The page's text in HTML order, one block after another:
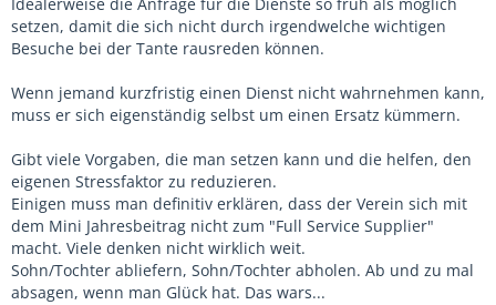
setzen, damit die sich nicht durch irgendwelche wichtigen
Besuche bei der Tante rausreden können.
Wenn jemand kurzfristig einen Dienst nicht wahrnehmen kann,
muss er sich eigenständig selbst um einen Ersatz kümmern.
Gibt viele Vorgaben, die man setzen kann und die helfen, den
eigenen Stressfaktor zu reduzieren.
Einigen muss man definitiv erklären, dass der Verein sich mit
dem Mini Jahresbeitrag nicht zum "Full Service Supplier"
macht. Viele denken nicht wirklich weit.
Sohn/Tochter abliefern, Sohn/Tochter abholen. Ab und zu mal
absagen, wenn man Glück hat. Das wars...